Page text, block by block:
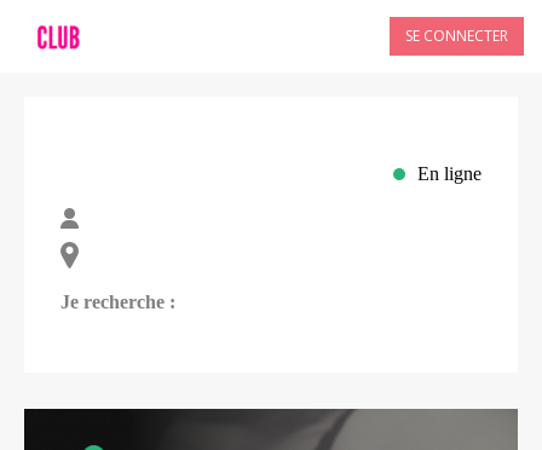
SE CONNECTER
En ligne
Je recherche :